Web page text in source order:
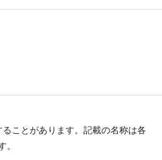
ことがあります。記載の名称は各